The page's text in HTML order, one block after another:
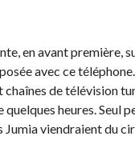
en avant première,
avec ce
de télévision
heures. Seul
Jumia viendraient du